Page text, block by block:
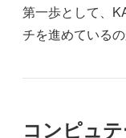
第一歩として、
チを進めている
コンピュ